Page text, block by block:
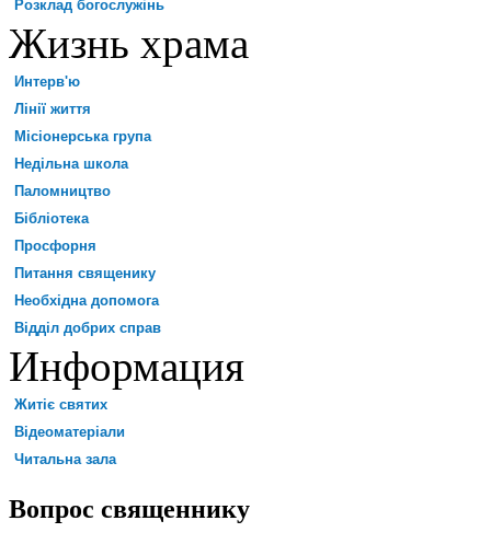
Розклад богослужінь
Жизнь храма
Интерв'ю
Лінії життя
Місіонерська група
Недільна школа
Паломництво
Бібліотека
Просфорня
Питання священику
Необхідна допомога
Відділ добрих справ
Информация
Житіє святих
Відеоматеріали
Читальна зала
Вопрос священнику